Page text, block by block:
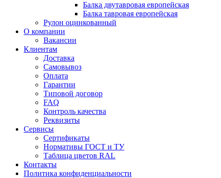
Балка двутавровая европейская
Балка тавровая европейская
Рулон оцинкованный
О компании
Вакансии
Клиентам
Доставка
Самовывоз
Оплата
Гарантии
Типовой договор
FAQ
Контроль качества
Реквизиты
Сервисы
Сертификаты
Нормативы ГОСТ и ТУ
Таблица цветов RAL
Контакты
Политика конфиденциальности